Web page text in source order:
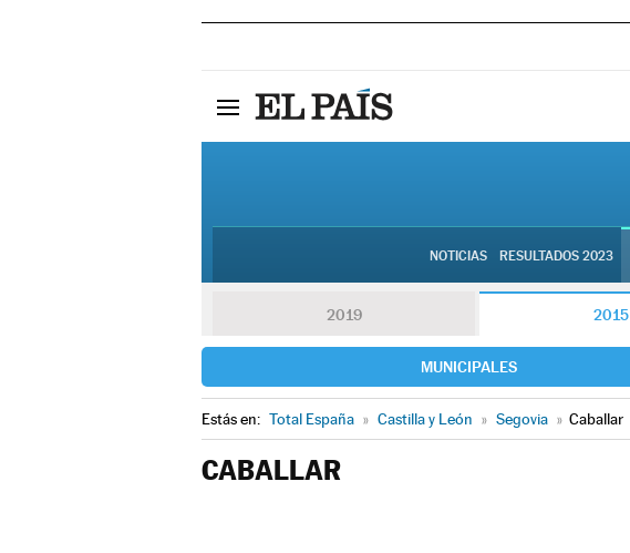
NOTICIAS RESULTADOS 2023
2019 2015
MUNICIPALES
Estás en: Total España » Castilla y León » Segovia » Caballar
CABALLAR